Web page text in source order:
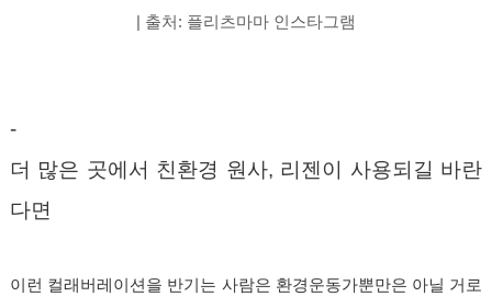
출처: 플리츠마마 인스타그램
-
더 많은 곳에서 친환경 원사, 리젠이 사용되길 바란
다면
이런 컬래버레이션을 반기는 사람은 환경운동가뿐만은 아닐 거로